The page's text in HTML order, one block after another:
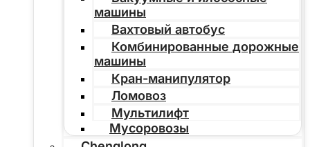
машины
Вахтовый автобус
Комбинированные дорожные
машины
Кран-манипулятор
Ломовоз
Мультилифт
Мусоровозы